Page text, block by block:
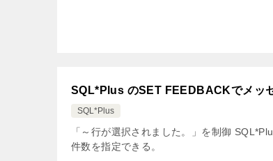
SQL*Plus のSET FEEDBACKでメッ
SQL*Plus
「～行が選択されました。」を制御
件数を指定できる。